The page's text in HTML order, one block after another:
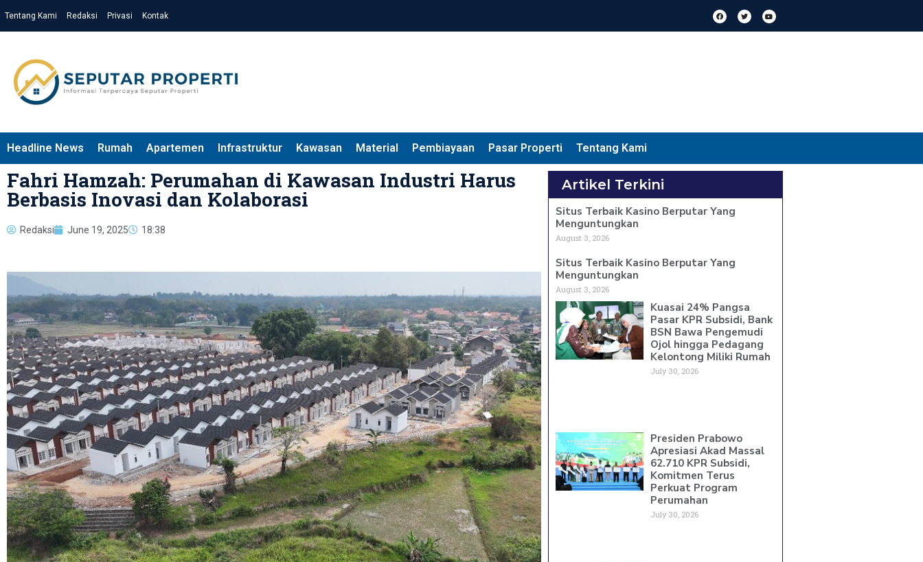
Tentang Kami Redaksi Privasi Kontak
Headline News Rumah Apartemen Infrastruktur Kawasan Material Pembiayaan Pasar Properti Tentang Kami
Fahri Hamzah: Perumahan di Kawasan Industri Harus
Berbasis Inovasi dan Kolaborasi
Redaksi June 19, 2025 18:38
Artikel Terkini
Situs Terbaik Kasino Berputar Yang
Menguntungkan
August 3, 2026
Situs Terbaik Kasino Berputar Yang
Menguntungkan
August 3, 2026
Kuasai 24% Pangsa
Pasar KPR Subsidi, Bank
BSN Bawa Pengemudi
Ojol hingga Pedagang
Kelontong Miliki Rumah
July 30, 2026
Presiden Prabowo
Apresiasi Akad Massal
62.710 KPR Subsidi,
Komitmen Terus
Perkuat Program
Perumahan
July 30, 2026